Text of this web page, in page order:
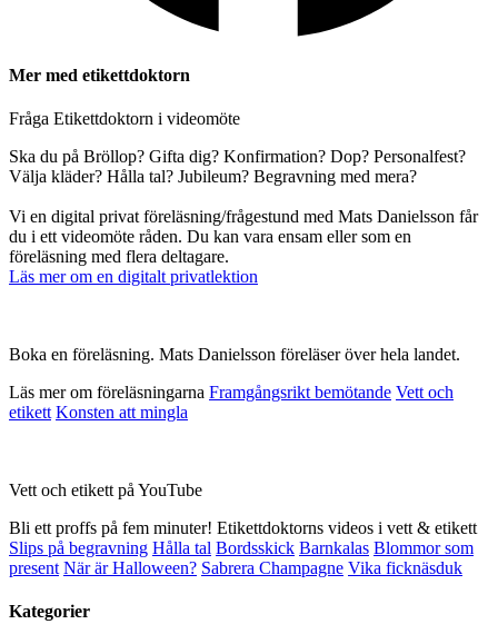
Mer med etikettdoktorn
Fråga Etikettdoktorn i videomöte
Ska du på Bröllop? Gifta dig? Konfirmation? Dop? Personalfest?
Välja kläder? Hålla tal? Jubileum? Begravning med mera?
Vi en digital privat föreläsning/frågestund med Mats Danielsson får
du i ett videomöte råden. Du kan vara ensam eller som en
föreläsning med flera deltagare.
Läs mer om en digitalt privatlektion
Boka en föreläsning. Mats Danielsson föreläser över hela landet.
Läs mer om föreläsningarna Framgångsrikt bemötande Vett och
etikett Konsten att mingla
Vett och etikett på YouTube
Bli ett proffs på fem minuter! Etikettdoktorns videos i vett & etikett
Slips på begravning Hålla tal Bordsskick Barnkalas Blommor som
present När är Halloween? Sabrera Champagne Vika ficknäsduk
Kategorier